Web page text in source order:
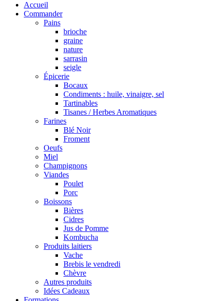
Accueil
Commander
Pains
brioche
graine
nature
sarrasin
seigle
Épicerie
Bocaux
Condiments : huile, vinaigre, sel
Tartinables
Tisanes / Herbes Aromatiques
Farines
Blé Noir
Froment
Oeufs
Miel
Champignons
Viandes
Poulet
Porc
Boissons
Bières
Cidres
Jus de Pomme
Kombucha
Produits laitiers
Vache
Brebis le vendredi
Chèvre
Autres produits
Idées Cadeaux